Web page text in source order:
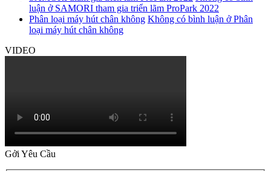
luận ở SAMORI tham gia triển lãm ProPark 2022
Phân loại máy hút chân không Không có bình luận ở Phân
loại máy hút chân không
VIDEO
Gởi Yêu Cầu